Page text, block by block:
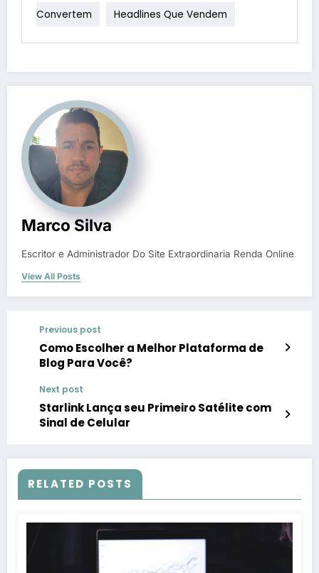
Convertem Headlines Que Vendem
Marco Silva
Escritor e Administrador Do Site Extraordinaria Renda Online
View All Posts
Previous post
Como Escolher a Melhor Plataforma de
Blog Para Você?
Next post
Starlink Lança seu Primeiro Satélite com
Sinal de Celular
RELATED POSTS